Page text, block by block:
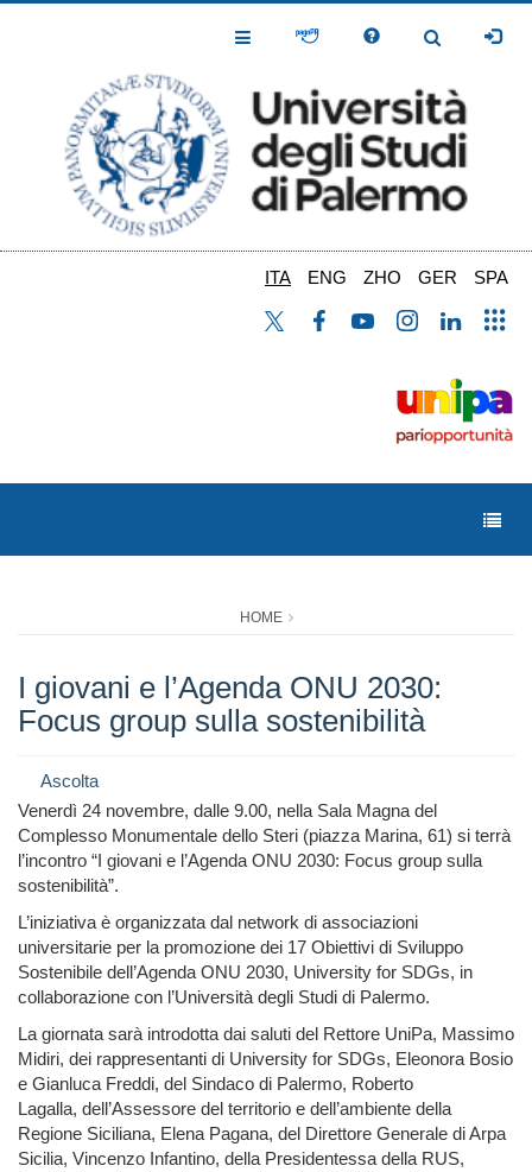
Toggle
Toggle
ITA ENG ZHO GER SPA
HOME
I giovani e l’Agenda ONU 2030:
Focus group sulla sostenibilità
Ascolta
Venerdì 24 novembre, dalle 9.00, nella Sala Magna del
Complesso Monumentale dello Steri (piazza Marina, 61) si terrà
l’incontro “I giovani e l’Agenda ONU 2030: Focus group sulla
sostenibilità”.
L’iniziativa è organizzata dal network di associazioni
universitarie per la promozione dei 17 Obiettivi di Sviluppo
Sostenibile dell’Agenda ONU 2030, University for SDGs, in
collaborazione con l’Università degli Studi di Palermo.
La giornata sarà introdotta dai saluti del Rettore UniPa, Massimo
Midiri, dei rappresentanti di University for SDGs, Eleonora Bosio
e Gianluca Freddi, del Sindaco di Palermo, Roberto
Lagalla, dell’Assessore del territorio e dell’ambiente della
Regione Siciliana, Elena Pagana, del Direttore Generale di Arpa
Sicilia, Vincenzo Infantino, della Presidentessa della RUS,